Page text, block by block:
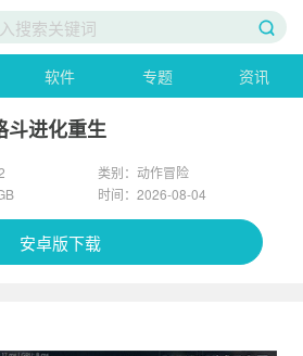
软件 专题 资讯
斗进化重生
类别：动作冒险
时间：2026-08-04
安卓版下载